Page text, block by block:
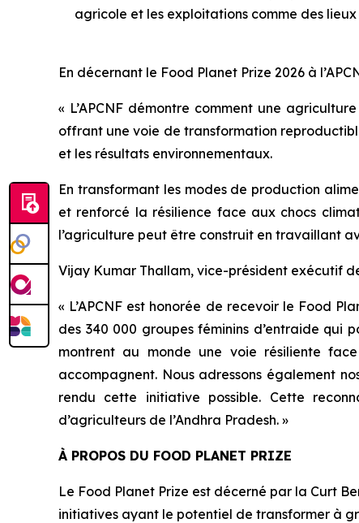
agricole et les exploitations comme des
En décernant le Food Planet Prize 2026 à
« L’APCNF démontre comment une
offrant une voie de transformation
et les résultats environnementaux.
En transformant les modes de production
et renforcé la résilience face aux chocs
l’agriculture peut être construit en travaillant
Vijay Kumar Thallam, vice-président exécutif
« L’APCNF est honorée de recevoir le Food
des 340 000 groupes féminins d’entraide
montrent au monde une voie résiliente
accompagnent. Nous adressons également
rendu cette initiative possible. Cette
d’agriculteurs de l’Andhra Pradesh. »
À PROPOS DU FOOD PLANET PRIZE
Le Food Planet Prize est décerné par la Curt
initiatives ayant le potentiel de transformer à